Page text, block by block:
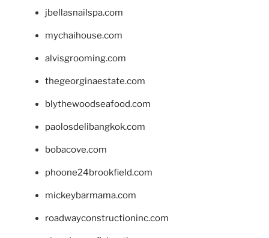
jbellasnailspa.com
mychaihouse.com
alvisgrooming.com
thegeorginaestate.com
blythewoodseafood.com
paolosdelibangkok.com
bobacove.com
phoone24brookfield.com
mickeybarmama.com
roadwayconstructioninc.com